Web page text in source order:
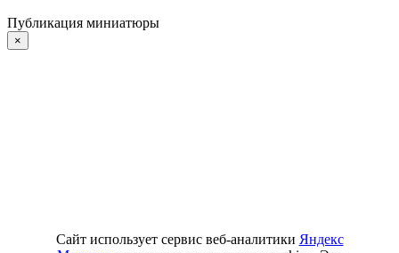
Публикация миниатюры
×
Сайт использует сервис веб-аналитики Яндекс